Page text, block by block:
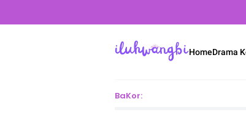
HomeDrama
BaKor: